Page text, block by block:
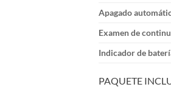
Apagado
Examen de
Indicador de
PAQUETE